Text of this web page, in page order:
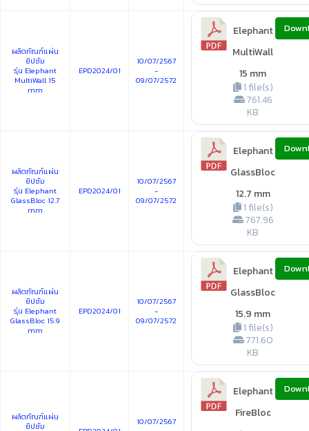
ผลิตภัณฑ์แผ่น
ยิปซัม
รุ่น Elephant
MultiWall 15
mm
EPD2024/01
10/07/2567
-
09/07/2572
Elephant
MultiWall
15 mm
1 file(s)
761.46
KB
ผลิตภัณฑ์แผ่น
ยิปซัม
รุ่น Elephant
GlassBloc 12.7
mm
EPD2024/01
10/07/2567
-
09/07/2572
Elephant
GlassBloc
12.7 mm
1 file(s)
767.96
KB
ผลิตภัณฑ์แผ่น
ยิปซัม
รุ่น Elephant
GlassBloc 15.9
mm
EPD2024/01
10/07/2567
-
09/07/2572
Elephant
GlassBloc
15.9 mm
1 file(s)
771.60
KB
ผลิตภัณฑ์แผ่น
ยิปซัม
10/07/2567
Elephant
FireBloc